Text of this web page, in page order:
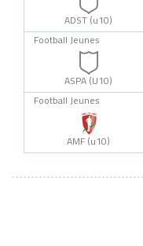
ADST (u10)
Football Jeunes
ASPA (U10)
Football Jeunes
AMF (u10)